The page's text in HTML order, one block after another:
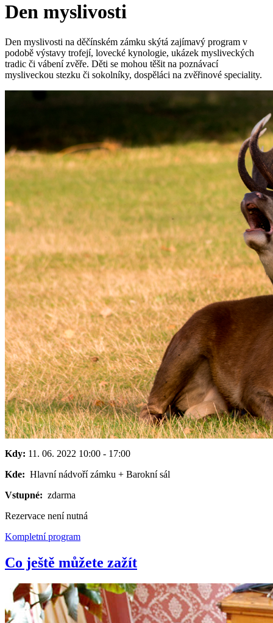
Den myslivosti
Den myslivosti na děčínském zámku skýtá zajímavý program v
podobě výstavy trofejí, lovecké kynologie, ukázek mysliveckých
tradic či vábení zvěře. Děti se mohou těšit na poznávací
mysliveckou stezku či sokolníky, dospěláci na zvěřinové speciality.
Kdy: 11. 06. 2022 10:00 - 17:00
Kde: Hlavní nádvoří zámku + Barokní sál
Vstupné: zdarma
Rezervace není nutná
Kompletní program
Co ještě můžete zažít